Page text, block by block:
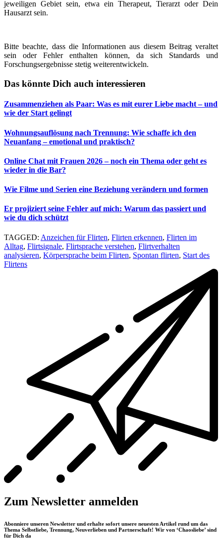
jeweiligen Gebiet sein, etwa ein Therapeut, Tierarzt oder Dein
Hausarzt sein.
Bitte beachte, dass die Informationen aus diesem Beitrag veraltet
sein oder Fehler enthalten können, da sich Standards und
Forschungsergebnisse stetig weiterentwickeln.
Das könnte Dich auch interessieren
Zusammenziehen als Paar: Was es mit eurer Liebe macht – und
wie der Start gelingt
Wohnungsauflösung nach Trennung: Wie schaffe ich den
Neuanfang – emotional und praktisch?
Online Chat mit Frauen 2026 – noch ein Thema oder geht es
wieder in die Bar?
Wie Filme und Serien eine Beziehung verändern und formen
Er projiziert seine Fehler auf mich: Warum das passiert und
wie du dich schützt
TAGGED: Anzeichen für Flirten, Flirten erkennen, Flirten im
Alltag, Flirtsignale, Flirtsprache verstehen, Flirtverhalten
analysieren, Körpersprache beim Flirten, Spontan flirten, Start des
Flirtens
Zum Newsletter anmelden
Abonniere unseren Newsletter und erhalte sofort unsere neuesten Artikel rund um das
Thema Selbstliebe, Trennung, Neuverlieben und Partnerschaft! Wir von ‘Chaosliebe’ sind
für Dich da